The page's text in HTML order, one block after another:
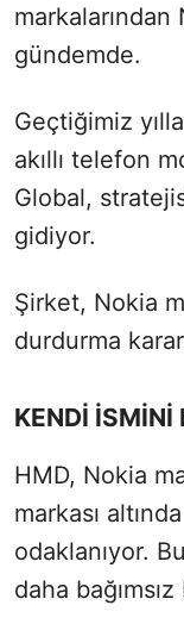
markalarından
gündemde.
Geçtiğimiz
akıllı telefon
Global,
gidiyor.
Şirket, Nokia
durdurma
KENDİ
HMD, Nokia
markası
odaklanıyor.
daha